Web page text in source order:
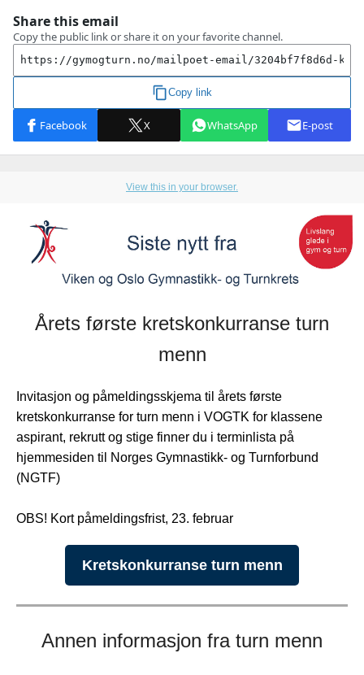
View this in your browser.
Årets første kretskonkurranse turn
menn
Invitasjon og påmeldingsskjema til årets første
kretskonkurranse for turn menn i VOGTK for klassene
aspirant, rekrutt og stige finner du i terminlista på
hjemmesiden til Norges Gymnastikk- og Turnforbund
(NGTF)
OBS! Kort påmeldingsfrist, 23. februar
Kretskonkurranse turn menn
Annen informasjon fra turn menn